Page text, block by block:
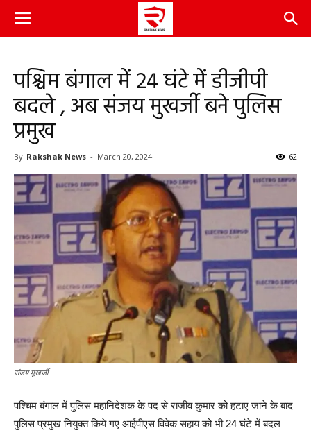
पश्चिम बंगाल में 24 घंटे में डीजीपी
बदले , अब संजय मुखर्जी बने पुलिस
प्रमुख
By Rakshak News - March 20, 2024 62
संजय मुखर्जी
पश्चिम बंगाल में पुलिस महानिदेशक के पद से राजीव कुमार को हटाए जाने के बाद
पुलिस प्रमुख नियुक्त किये गए आईपीएस विवेक सहाय को भी 24 घंटे में बदल